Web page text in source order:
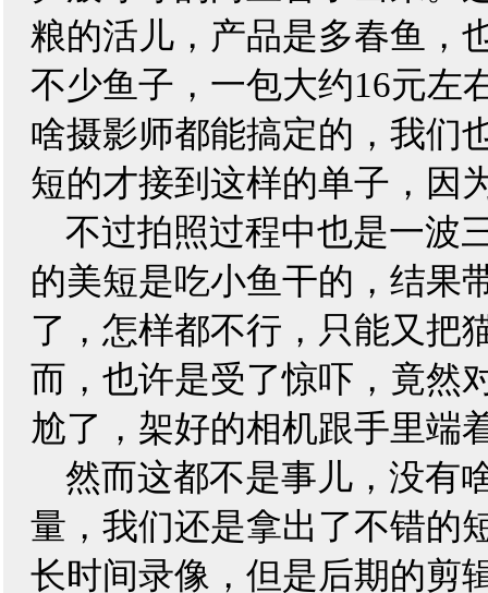
粮的活儿，产品是多春鱼，
不少鱼子，一包大约16元左
啥摄影师都能搞定的，我们
短的才接到这样的单子，因
不过拍照过程中也是一波
的美短是吃小鱼干的，结果
了，怎样都不行，只能又把
而，也许是受了惊吓，竟然
尬了，架好的相机跟手里端
然而这都不是事儿，没有
量，我们还是拿出了不错的
长时间录像，但是后期的剪